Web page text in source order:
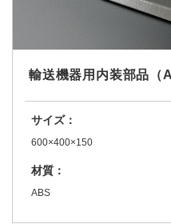
輸送機器用内装部品（
サイズ：
600×400×150
材質：
ABS